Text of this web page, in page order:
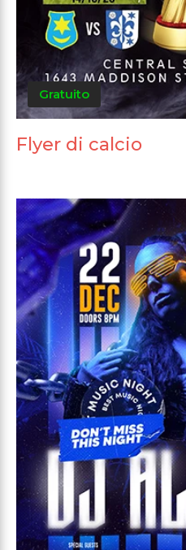
Gratuito
Flyer di calcio